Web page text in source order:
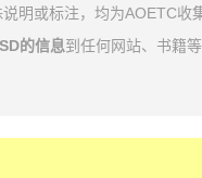
明或标注，均为AOETC
的信息到任何网站、书籍